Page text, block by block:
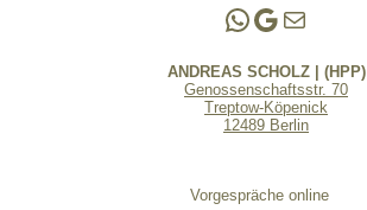
Andreas Scholz | (HPP)
Praxis Adlershof
E-Mail an mich ...
ANDREAS SCHOLZ | (HPP)
Genossenschaftsstr. 70
Treptow-Köpenick
12489 Berlin
Vorgespräche online